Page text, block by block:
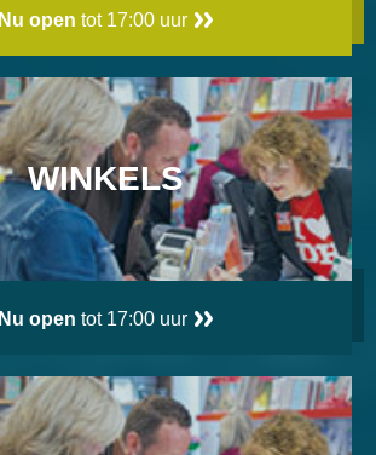
Nu open tot 17:00 uur
WINKELS
Nu open tot 17:00 uur